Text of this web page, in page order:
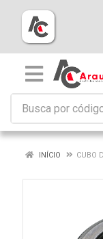
INÍCIO CUBO